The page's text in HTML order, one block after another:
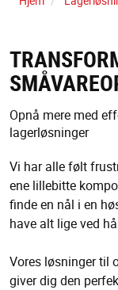
Opnå mere med
lagerløsninger
Vi har alle følt
ene lillebitte
finde en nål i en
have alt lige ved
Vores løsninger til
giver dig den